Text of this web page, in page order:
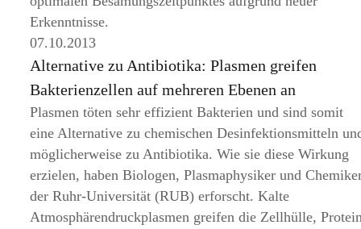
Erkenntnisse.
07.10.2013
Alternative zu Antibiotika: Plasmen greifen
Bakterienzellen auf mehreren Ebenen an
Plasmen töten sehr effizient Bakterien und sind somit
eine Alternative zu chemischen Desinfektionsmitteln
möglicherweise zu Antibiotika. Wie sie diese Wirkung
erzielen, haben Biologen, Plasmaphysiker und
der Ruhr-Universität (RUB) erforscht. Kalte
Atmosphärendruckplasmen greifen die Zellhülle,